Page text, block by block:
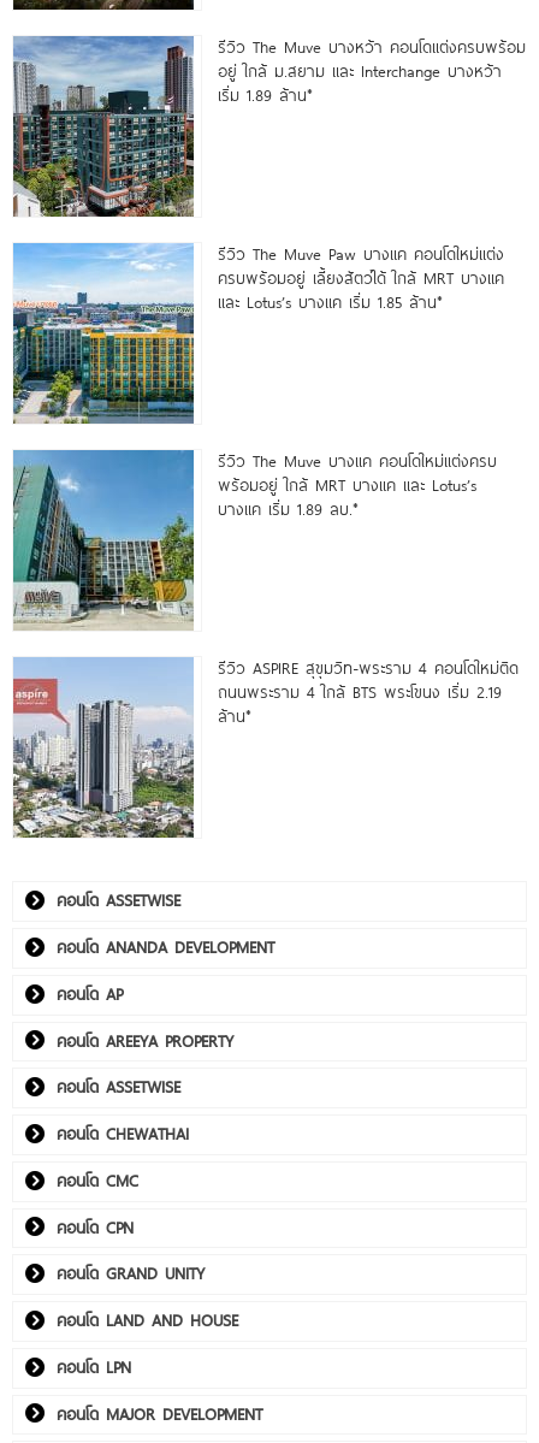
รีวิว The Muve บางหว้า คอนโดแต่งครบพร้อม
อยู่ ใกล้ ม.สยาม และ Interchange บางหว้า
เริ่ม 1.89 ล้าน*
รีวิว The Muve Paw บางแค คอนโดใหม่แต่ง
ครบพร้อมอยู่ เลี้ยงสัตว์ได้ ใกล้ MRT บางแค
และ Lotus’s บางแค เริ่ม 1.85 ล้าน*
รีวิว The Muve บางแค คอนโดใหม่แต่งครบ
พร้อมอยู่ ใกล้ MRT บางแค และ Lotus’s
บางแค เริ่ม 1.89 ลบ.*
รีวิว ASPIRE สุขุมวิท-พระราม 4 คอนโดใหม่ติด
ถนนพระราม 4 ใกล้ BTS พระโขนง เริ่ม 2.19
ล้าน*
คอนโด ASSETWISE
คอนโด ANANDA DEVELOPMENT
คอนโด AP
คอนโด AREEYA PROPERTY
คอนโด ASSETWISE
คอนโด CHEWATHAI
คอนโด CMC
คอนโด CPN
คอนโด GRAND UNITY
คอนโด LAND AND HOUSE
คอนโด LPN
คอนโด MAJOR DEVELOPMENT